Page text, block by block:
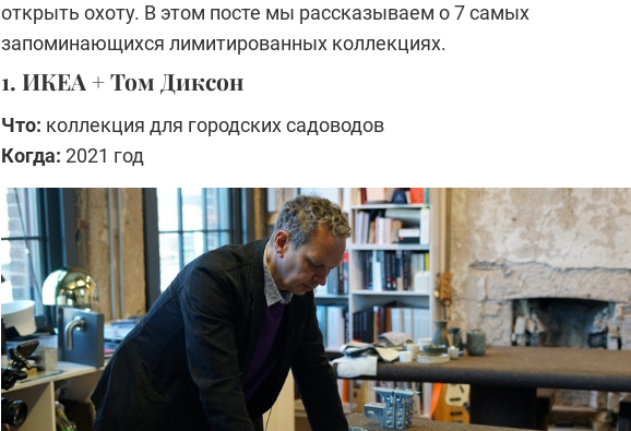
открыть охоту. В этом посте мы рассказываем о 7 самых
запоминающихся лимитированных коллекциях.
1. ИКЕА + Том Диксон
Что: коллекция для городских садоводов
Когда: 2021 год